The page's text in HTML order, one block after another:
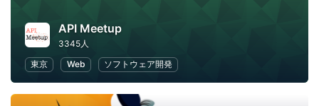
API Meetup
3345人
東京
Web ソフトウェア開発